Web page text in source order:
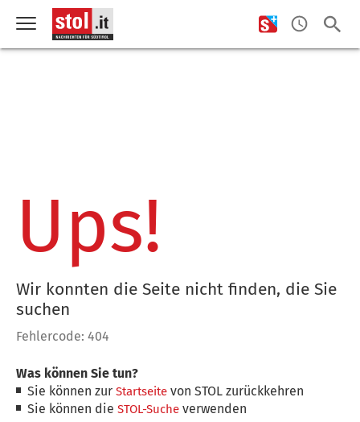
Ups!
Wir konnten die Seite nicht finden, die Sie
suchen
Fehlercode: 404
Was können Sie tun?
Sie können zurStartseite von STOL zurückkehren
Sie können dieSTOL-Suche verwenden